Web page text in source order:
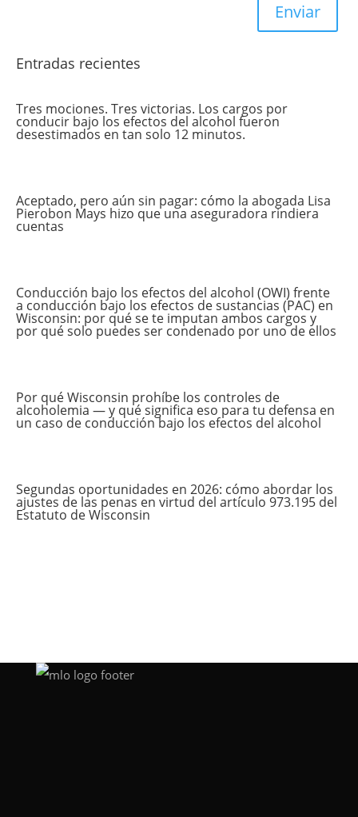
Enviar
Entradas recientes
Tres mociones. Tres victorias. Los cargos por
conducir bajo los efectos del alcohol fueron
desestimados en tan solo 12 minutos.
Aceptado, pero aún sin pagar: cómo la abogada Lisa
Pierobon Mays hizo que una aseguradora rindiera
cuentas
Conducción bajo los efectos del alcohol (OWI) frente
a conducción bajo los efectos de sustancias (PAC) en
Wisconsin: por qué se te imputan ambos cargos y
por qué solo puedes ser condenado por uno de ellos
Por qué Wisconsin prohíbe los controles de
alcoholemia — y qué significa eso para tu defensa en
un caso de conducción bajo los efectos del alcohol
Segundas oportunidades en 2026: cómo abordar los
ajustes de las penas en virtud del artículo 973.195 del
Estatuto de Wisconsin